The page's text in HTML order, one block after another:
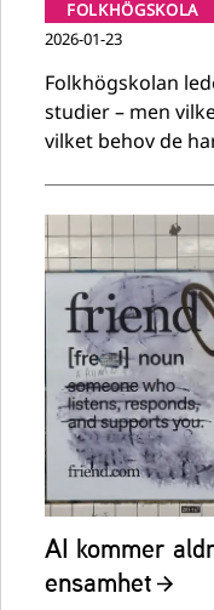
FOLKHÖGSKOLA
2026-01-23
Folkhögskolan
studier – men
vilket behov de
AI kommer
ensamhet